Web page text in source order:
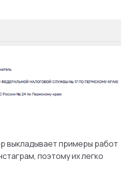
выкладывает примеры работ
поэтому их легко